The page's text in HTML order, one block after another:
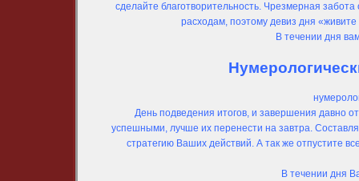
сделайте благотворительность. Чрезмерная
расходам, поэтому девиз дня
В течении дня
День подведения итогов, и завершения давно
успешными, лучше их перенести на завтра.
стратегию Ваших действий. А так же отпустите
В течении дня